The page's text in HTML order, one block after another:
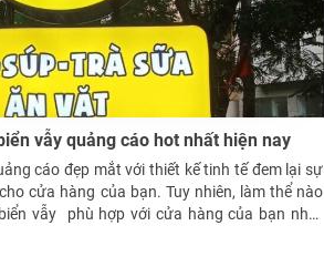
vẫy quảng cáo hot nhất hiện nay
cáo đẹp mắt với thiết kế tinh tế đem lại sự
cửa hàng của bạn. Tuy nhiên, làm thể nào
vẫy phù hợp với cửa hàng của bạn nhất